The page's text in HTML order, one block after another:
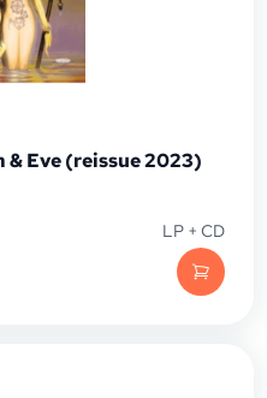
Eve (reissue 2023)
LP + CD